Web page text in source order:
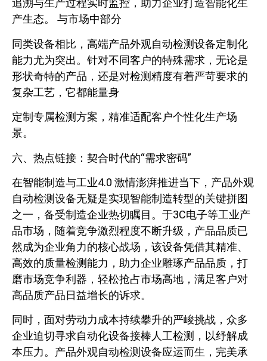
追溯与生产过程实时监控，助力企业打造智能化生
产生态。 与市场中部分
同类设备相比，高端产品外观自动检测设备定制化
能力尤为突出。针对不同客户的特殊需求，无论是
形状奇特的产品，还是对检测精度有着严苛要求的
复杂工艺，它都能量身
定制专属检测方案，精准适配客户个性化生产场
景。
六、热点链接：契合时代的“需求密码”
在智能制造与工业4.0 激情澎湃推进当下，产品外观
自动检测设备无疑是实现智能制造转型的关键拼图
之一，备受制造企业热切瞩目。于3C电子等工业产
品市场，随着竞争激烈程度不断升级，产品品质已
然成为企业角力的核心战场，该设备凭借其精准、
高效的质量检测能力，助力企业雕琢产品品质，打
磨市场竞争利器，轻松抢占市场高地，满足客户对
高品质产品日益增长的诉求。
同时，面对劳动力成本持续攀升的严峻挑战，众多
企业迫切寻求自动化设备接棒人工检测，以纾解成
本压力。产品外观自动检测设备应运而生，完美承